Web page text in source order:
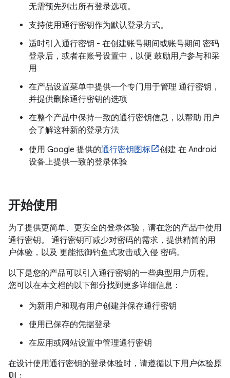
无需预先列出所有登录选项。
支持使用通行密钥作为默认登录方式。
适时引入通行密钥 - 在创建账号期间或账号期间 密码
登录后，或者在账号设置中，以便 鼓励用户参与和采
用
在产品设置菜单中提供一个专门用于管理 通行密钥，
并提供删除通行密钥的选项
在整个产品中保持一致的通行密钥信息，以帮助 用户
会了解这种新的登录方法
使用 Google 提供的通行密钥图标
创建 在 Android
设备上提供一致的登录体验
开始使用
为了提供更简单、更安全的登录体验，请在您的产品中使用
通行密钥。 通行密钥可减少对密码的需求，提供精简的用
户体验，以及 更能抵御钓鱼式攻击或入侵 密码。
以下是您的产品可以引入通行密钥的一些典型用户历程。
您可以在本文档的以下部分找到更多详细信息：
为新用户和现有用户创建并保存通行密钥
使用已保存的凭据登录
在应用或网站设置中管理通行密钥
在设计使用通行密钥的登录体验时，请遵循以下用户体验原
则：